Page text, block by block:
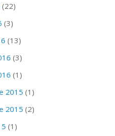
(22)
(3)
(13)
(3)
(1)
2015 (1)
2015 (2)
(1)